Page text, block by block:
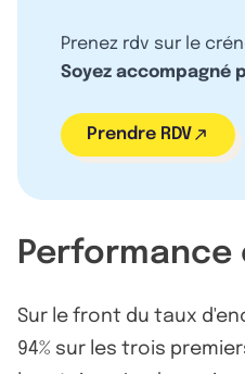
Prenez rdv sur le
Soyez accompagné
Prendre RDV
Sur le front du taux
94% sur les trois